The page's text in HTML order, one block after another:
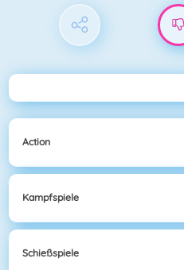
Action
Kampfspiele
Schießspiele